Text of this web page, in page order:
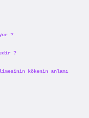
?
?
kökenin anlamı